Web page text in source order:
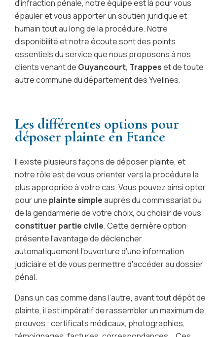
d'infraction pénale, notre équipe est là pour vous
épauler et vous apporter un soutien juridique et
humain tout au long de la procédure. Notre
disponibilité et notre écoute sont des points
essentiels du service que nous proposons à nos
clients venant de Guyancourt, Trappeset de toute
autre commune du département des Yvelines.
Les différentes options pour
déposer plainte en Ftance
Il existe plusieurs façons de déposer plainte, et
notre rôle est de vous orienter vers la procédure la
plus appropriée à votre cas. Vous pouvez ainsi opter
pour une plainte simpleauprès du commissariat ou
de la gendarmerie de votre choix, ou choisir de vous
constituer partie civile. Cette dernière option
présente l'avantage de déclencher
automatiquement l'ouverture d'une information
judiciaire et de vous permettre d'accéder au dossier
pénal.
Dans un cas comme dans l’autre, avant tout dépôt de
plainte, il est impératif de rassembler un maximum de
preuves : certificats médicaux, photographies,